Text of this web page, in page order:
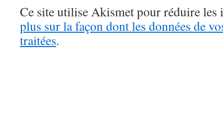
Ce site utilise Akismet pour réduire les
plus sur la façon dont les données de
traitées.